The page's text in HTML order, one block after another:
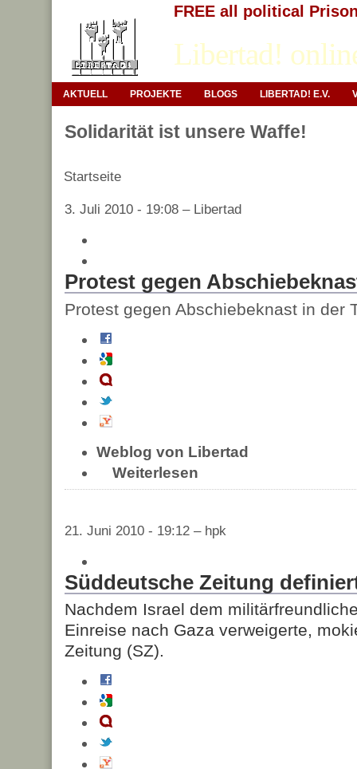
FREE all political
Libertad!
AKTUELL PROJEKTE BLOGS LIBERTAD! E.V.
Solidarität ist unsere Waffe!
Startseite
3. Juli 2010 - 19:08 – Libertad
Protest gegen
Protest gegen Abschiebeknast in der
Weblog von Libertad
Weiterlesen
21. Juni 2010 - 19:12 – hpk
Süddeutsche Zeitung
Nachdem Israel dem
Einreise nach Gaza verweigerte,
Zeitung (SZ).